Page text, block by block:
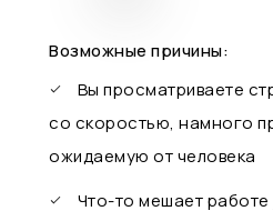
Возможные причины:
Вы просматриваете
со скоростью, намного
ожидаемую от человека
Что-то мешает